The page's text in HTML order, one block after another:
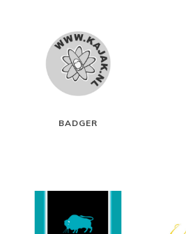
BADGER